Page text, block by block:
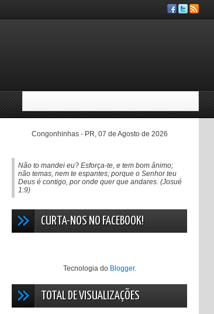
Congonhinhas - PR, 07 de Agosto de 2026
Não to mandei eu? Esforça-te, e tem bom ânimo;
não temas, nem te espantes; porque o Senhor teu
Deus é contigo, por onde quer que andares. (Josué
1:9)
CURTA-NOS NO FACEBOOK!
Tecnologia do Blogger.
TOTAL DE VISUALIZAÇÕES